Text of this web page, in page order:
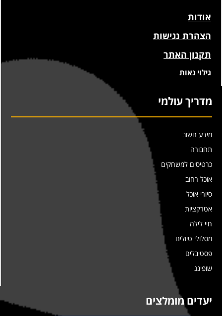
אודות
הצהרת נגישות
תקנון האתר
גילוי נאות
מדריך עולמי
מידע חשוב
תחבורה
כרטיסים למשחקים
אוכל רחוב
סיורי אוכל
אטרקציות
חיי לילה
מסלולי טיולים
פסטיבלים
שופינג
יעדים מומלצים